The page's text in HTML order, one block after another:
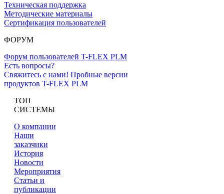
Техническая поддержка
Методические материалы
Сертификация пользователей
ФОРУМ
Форум пользователей T-FLEX PLM
Есть вопросы?
Свяжитесь с нами! Пробные версии
продуктов T-FLEX PLM
ТОП
СИСТЕМЫ
О компании
Наши
заказчики
История
Новости
Мероприятия
Статьи и
публикации